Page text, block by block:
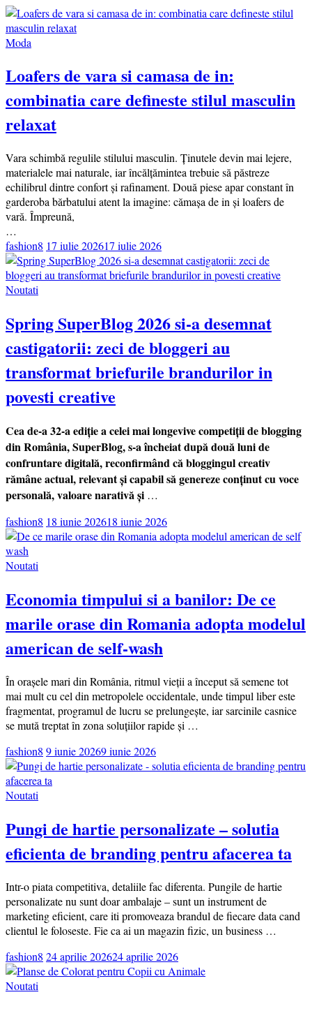
Moda
Loafers de vara si camasa de in:
combinatia care defineste stilul masculin
relaxat
Vara schimbă regulile stilului masculin. Ținutele devin mai lejere,
materialele mai naturale, iar încălțămintea trebuie să păstreze
echilibrul dintre confort și rafinament. Două piese apar constant în
garderoba bărbatului atent la imagine: cămașa de in și loafers de
vară. Împreună,
…
fashion8 17 iulie 202617 iulie 2026
Noutati
Spring SuperBlog 2026 si-a desemnat
castigatorii: zeci de bloggeri au
transformat briefurile brandurilor in
povesti creative
Cea de-a 32-a ediție a celei mai longevive competiții de blogging
din România, SuperBlog, s-a încheiat după două luni de
confruntare digitală, reconfirmând că bloggingul creativ
rămâne actual, relevant și capabil să genereze conținut cu voce
personală, valoare narativă și …
fashion8 18 iunie 202618 iunie 2026
Noutati
Economia timpului si a banilor: De ce
marile orase din Romania adopta modelul
american de self-wash
În orașele mari din România, ritmul vieții a început să semene tot
mai mult cu cel din metropolele occidentale, unde timpul liber este
fragmentat, programul de lucru se prelungește, iar sarcinile casnice
se mută treptat în zona soluțiilor rapide și …
fashion8 9 iunie 20269 iunie 2026
Noutati
Pungi de hartie personalizate – solutia
eficienta de branding pentru afacerea ta
Intr-o piata competitiva, detaliile fac diferenta. Pungile de hartie
personalizate nu sunt doar ambalaje – sunt un instrument de
marketing eficient, care iti promoveaza brandul de fiecare data cand
clientul le foloseste. Fie ca ai un magazin fizic, un business …
fashion8 24 aprilie 202624 aprilie 2026
Noutati